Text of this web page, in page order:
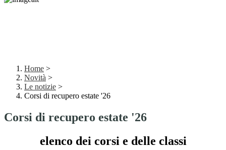
Home >
Novità >
Le notizie >
Corsi di recupero estate '26
Corsi di recupero estate '26
elenco dei corsi e delle classi